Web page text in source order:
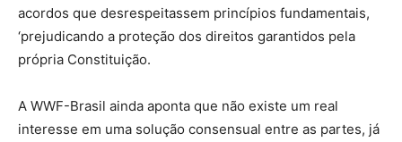
acordos que desrespeitassem princípios fundamentais,
‘prejudicando a proteção dos direitos garantidos pela
própria Constituição.
A WWF-Brasil ainda aponta que não existe um real
interesse em uma solução consensual entre as partes, já